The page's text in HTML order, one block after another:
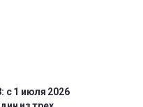
с 1 июля 2026